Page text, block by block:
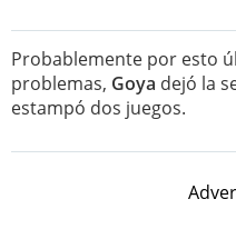
Probablemente por esto
problemas, Goya dejó la
estampó dos juegos.